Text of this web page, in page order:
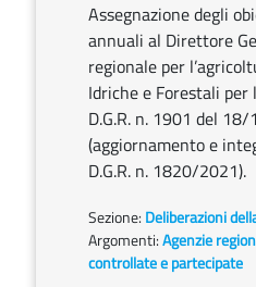
Assegnazione degli
annuali al Direttore
regionale per
Idriche e Forestali
D.G.R. n. 1901 del
(aggiornamento e
D.G.R. n. 1820/2021).
Sezione: Deliberazioni
Argomenti:Agenzie
controllate e partecipate